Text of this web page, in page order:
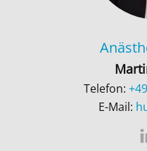
Telefon:
E-Mail: